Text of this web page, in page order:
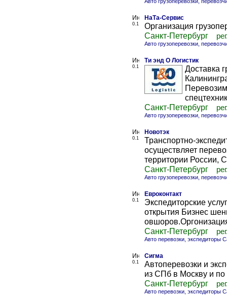
0.1
НаТа-Сервис
Организация
Санкт-Петербург
Авто грузоперевозки,
0.1
Ти энд О Логистик
Доставка
Санкт-Петербург
Авто грузоперевозки,
0.1
Новотэк
Транспортно-
осуществляет
территории
Санкт-Петербург
Авто грузоперевозки,
0.1
Евроконтакт
Экспедиторские
открытия Бизнес
Санкт-Петербург
Авто перевозки, экспедиторы
0.1
Сигма
Автоперевозки и
из СПб в Москву и по
Санкт-Петербург
Авто перевозки, экспедиторы